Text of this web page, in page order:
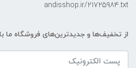
andisshop.ir/21725984.txt
از تخفیف‌ها و جدیدترین‌های فروشگاه ما